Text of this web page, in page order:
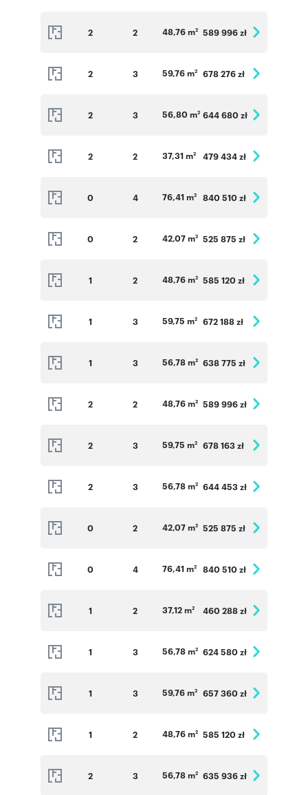
zewnętrzne przeciwsłoneczne sterowane
elektrycznie.
Informacje dodatkowe ( Szczegółowe
Miejsce postojowe w hali garażowej: 35 000 zł
Jednoślady/Pomieszczenia rowerowe: 4 000
zł/m2
2 2 48,76 m2 589 996 zł
2 3 59,76 m2 678 276 zł
2 3 56,80 m2 644 680 zł
2 2 37,31 m2 479 434 zł
0 4 76,41 m2 840 510 zł
0 2 42,07 m2 525 875 zł
1 2 48,76 m2 585 120 zł
1 3 59,75 m2 672 188 zł
1 3 56,78 m2 638 775 zł
2 2 48,76 m2 589 996 zł
2 3 59,75 m2 678 163 zł
2 3 56,78 m2 644 453 zł
0 2 42,07 m2 525 875 zł
0 4 76,41 m2 840 510 zł
1 2 37,12 m2 460 288 zł
1 3 56,78 m2 624 580 zł
1 3 59,76 m2 657 360 zł
1 2 48,76 m2 585 120 zł
2 3 56,78 m2 635 936 zł